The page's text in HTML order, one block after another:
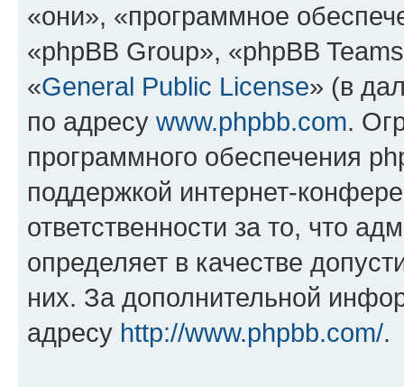
«они», «программное
«phpBB Group», «phpBB
«General Public License» (в
по адресу www.phpbb.com.
программного обеспечения
поддержкой интернет-
ответственности за то, что
определяет в качестве
них. За дополнительной
адресу http://www.phpbb.com/.